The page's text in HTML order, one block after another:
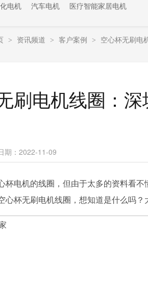
电机 汽车电机 医疗智能家居电机
> 资讯频道 > 客户案例 > 空心杯无刷电
刷电机线圈：
期：2022-11-09
杯电机的线圈，但由于太多的资料看
心杯无刷电机线圈，想知道是什么吗